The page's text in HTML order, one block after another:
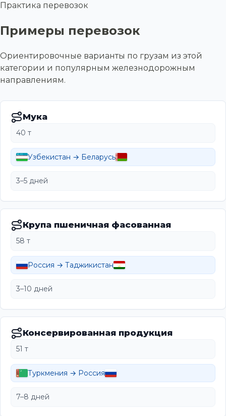
Практика перевозок
Примеры перевозок
Ориентировочные варианты по грузам из этой
категории и популярным железнодорожным
направлениям.
Мука
40 т
Узбекистан → Беларусь
3–5 дней
Крупа пшеничная фасованная
58 т
Россия → Таджикистан
3–10 дней
Консервированная продукция
51 т
Туркмения → Россия
7–8 дней